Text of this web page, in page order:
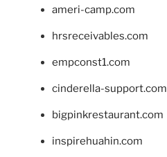
ameri-camp.com
hrsreceivables.com
empconst1.com
cinderella-support.com
bigpinkrestaurant.com
inspirehuahin.com